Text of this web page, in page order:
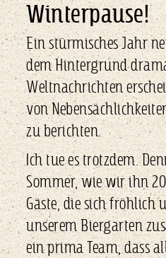
Winterpause!
Ein stürmisches Jahr
dem Hintergrund
Weltnachrichten
von
zu berichten.
Ich tue es trotzdem.
Sommer, wie wir ihn
Gäste, die sich fröhlich
unserem Biergarten
ein prima Team, dass